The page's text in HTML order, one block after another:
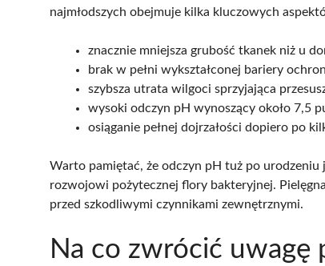
najmłodszych obejmuje kilka kluczowych
znacznie mniejsza grubość tkanek niż u
brak w pełni wykształconej bariery
szybsza utrata wilgoci sprzyjająca
wysoki odczyn pH wynoszący około 7,5
osiąganie pełnej dojrzałości dopiero po
Warto pamiętać, że odczyn pH tuż po urodzeniu
rozwojowi pożytecznej flory bakteryjnej.
przed szkodliwymi czynnikami zewnętrznymi.
Na co zwrócić